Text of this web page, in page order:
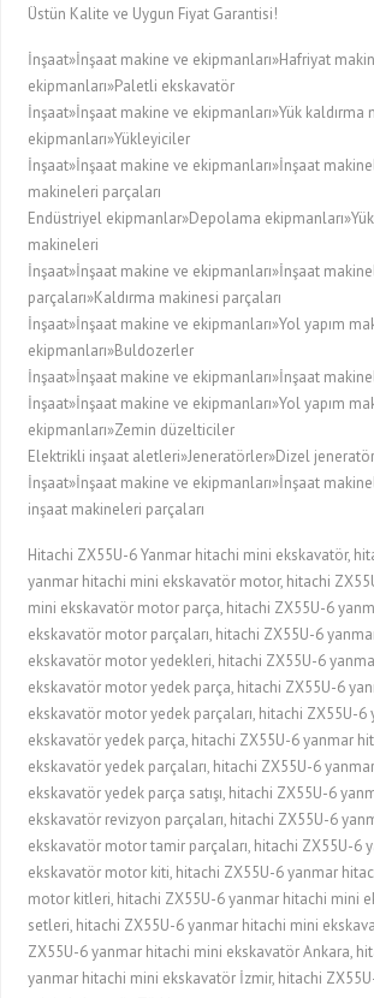
Üstün Kalite ve Uygun Fiyat Garantisi!
İnşaat»İnşaat makine ve ekipmanları»Hafriyat
ekipmanları»Paletli ekskavatör
İnşaat»İnşaat makine ve ekipmanları»Yük kaldırma
ekipmanları»Yükleyiciler
İnşaat»İnşaat makine ve ekipmanları»İnşaat
makineleri parçaları
Endüstriyel ekipmanlar»Depolama
makineleri
İnşaat»İnşaat makine ve ekipmanları»İnşaat
parçaları»Kaldırma makinesi parçaları
İnşaat»İnşaat makine ve ekipmanları»Yol yapım
ekipmanları»Buldozerler
İnşaat»İnşaat makine ve ekipmanları»İnşaat
İnşaat»İnşaat makine ve ekipmanları»Yol yapım
ekipmanları»Zemin düzelticiler
Elektrikli inşaat aletleri»Jeneratörler»Dizel
İnşaat»İnşaat makine ve ekipmanları»İnşaat
inşaat makineleri parçaları
Hitachi ZX55U-6 Yanmar hitachi mini ekskavatör,
yanmar hitachi mini ekskavatör motor, hitachi
mini ekskavatör motor parça, hitachi ZX55U-6
ekskavatör motor parçaları, hitachi ZX55U-6
ekskavatör motor yedekleri, hitachi ZX55U-6
ekskavatör motor yedek parça, hitachi ZX55U-6
ekskavatör motor yedek parçaları, hitachi ZX55U-
ekskavatör yedek parça, hitachi ZX55U-6 yanmar
ekskavatör yedek parçaları, hitachi ZX55U-6
ekskavatör yedek parça satışı, hitachi ZX55U-6
ekskavatör revizyon parçaları, hitachi ZX55U-6
ekskavatör motor tamir parçaları, hitachi ZX55U-6
ekskavatör motor kiti, hitachi ZX55U-6 yanmar
motor kitleri, hitachi ZX55U-6 yanmar hitachi mini
setleri, hitachi ZX55U-6 yanmar hitachi mini
ZX55U-6 yanmar hitachi mini ekskavatör Ankara,
yanmar hitachi mini ekskavatör İzmir, hitachi